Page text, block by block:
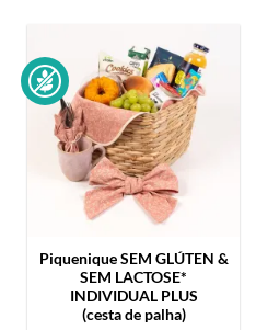
Piquenique SEM GLÚTEN &
SEM LACTOSE*
INDIVIDUAL PLUS
(cesta de palha)